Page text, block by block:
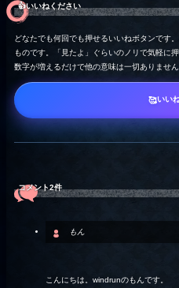
👍️いいねください
どなたでも何回でも押せるいいねボタンです
ものです。「見たよ」ぐらいのノリで気軽に
数字が増えるだけで他の意味は一切ありませ
🥰いい
コメント2件
もん
こんにちは。windrunのもんです。